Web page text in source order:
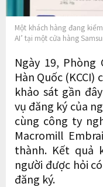
Một khách hàng đang
AI’ tại một cửa hàng
Ngày 19,
Hàn Quốc
khảo sát gần
vụ đăng ký của
cùng công ty
Macromill
thành. Kết quả
người được hỏi
đăng ký.